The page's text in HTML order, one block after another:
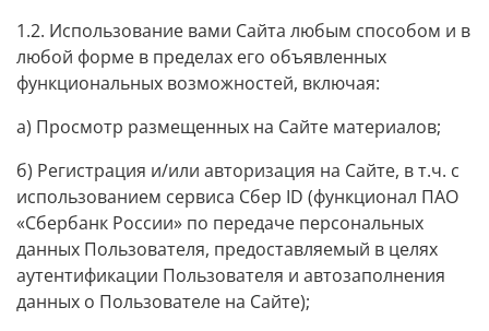
1.2. Использование вами Сайта любым способом и в
любой форме в пределах его объявленных
функциональных возможностей, включая:
а) Просмотр размещенных на Сайте материалов;
б) Регистрация и/или авторизация на Сайте, в т.ч. с
использованием сервиса Сбер ID (функционал ПАО
«Сбербанк России» по передаче персональных
данных Пользователя, предоставляемый в целях
аутентификации Пользователя и автозаполнения
данных о Пользователе на Сайте);